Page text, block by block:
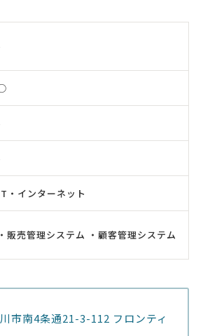
・インターネット
・販売管理システム ・顧客管理システム
市南4条通21-3-112 フロンティ